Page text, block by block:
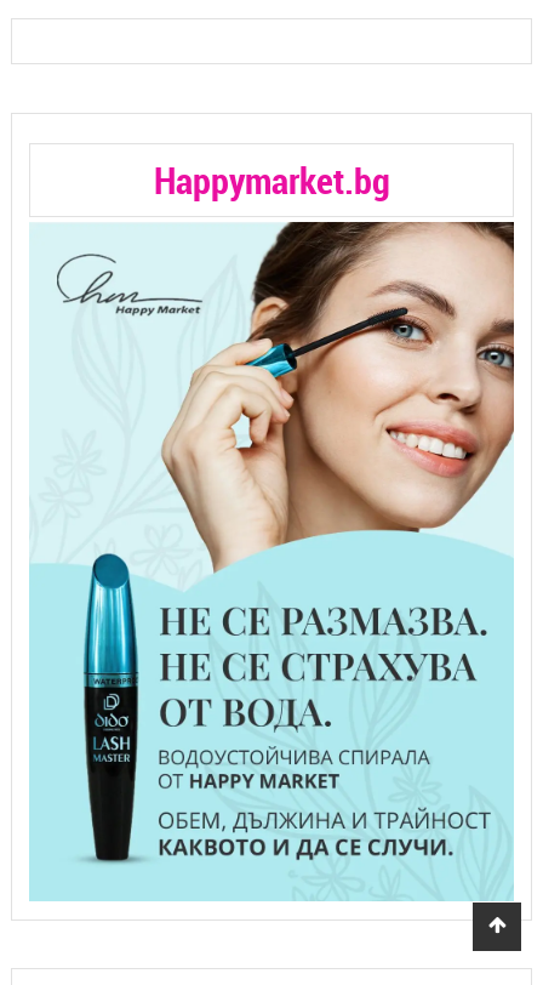
Happymarket.bg